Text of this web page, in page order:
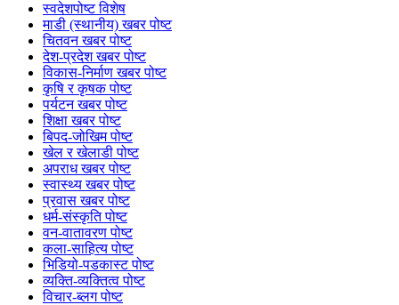
स्वदेशपोष्ट विशेष
माडी (स्थानीय) खबर पोष्ट
चितवन खबर पोष्ट
देश-प्रदेश खबर पोष्ट
विकास-निर्माण खबर पोष्ट
कृषि र कृषक पोष्ट
पर्यटन खबर पोष्ट
शिक्षा खबर पोष्ट
बिपद-जोखिम पोष्ट
खेल र खेलाडी पोष्ट
अपराध खबर पोष्ट
स्वास्थ्य खबर पोष्ट
प्रवास खबर पोष्ट
धर्म-संस्कृति पोष्ट
वन-वातावरण पोष्ट
कला-साहित्य पोष्ट
भिडियो-पडकास्ट पोष्ट
व्यक्ति-व्यक्तित्व पोष्ट
विचार-ब्लग पोष्ट